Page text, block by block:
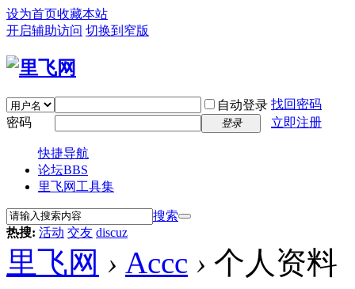
设为首页收藏本站
开启辅助访问 切换到窄版
自动登录 找回密码
密码
登录 立即注册
快捷导航
论坛BBS
里飞网工具集
搜索
热搜: 活动 交友 discuz
里飞网 › Accc › 个人资料